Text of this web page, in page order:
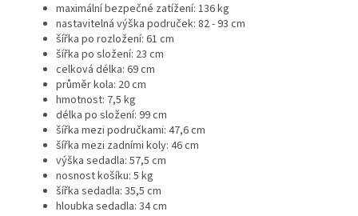
maximální bezpečné zatížení: 136 kg
nastavitelná výška područek: 82 - 93 cm
šířka po rozložení: 61 cm
šířka po složení: 23 cm
celková délka: 69 cm
průměr kola: 20 cm
hmotnost: 7,5 kg
délka po složení: 99 cm
šířka mezi područkami: 47,6 cm
šířka mezi zadními koly: 46 cm
výška sedadla: 57,5 cm
nosnost košíku: 5 kg
šířka sedadla: 35,5 cm
hloubka sedadla: 34 cm